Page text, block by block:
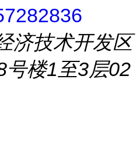
济技术开发区
号楼1至3层02